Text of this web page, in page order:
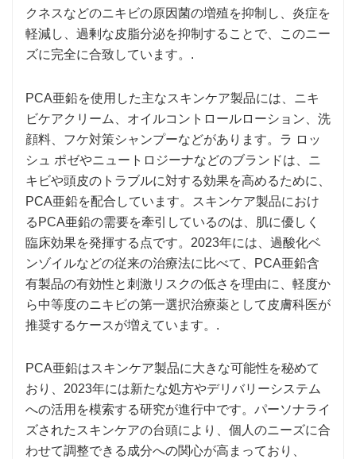
クネスなどのニキビの原因菌の増殖を抑制し、炎症を
軽減し、過剰な皮脂分泌を抑制することで、このニー
ズに完全に合致しています。.
PCA亜鉛を使用した主なスキンケア製品には、ニキ
ビケアクリーム、オイルコントロールローション、洗
顔料、フケ対策シャンプーなどがあります。ラ ロッ
シュ ポゼやニュートロジーナなどのブランドは、ニ
キビや頭皮のトラブルに対する効果を高めるために、
PCA亜鉛を配合しています。スキンケア製品におけ
るPCA亜鉛の需要を牽引しているのは、肌に優しく
臨床効果を発揮する点です。2023年には、過酸化ベ
ンゾイルなどの従来の治療法に比べて、PCA亜鉛含
有製品の有効性と刺激リスクの低さを理由に、軽度か
ら中等度のニキビの第一選択治療薬として皮膚科医が
推奨するケースが増えています。.
PCA亜鉛はスキンケア製品に大きな可能性を秘めて
おり、2023年には新たな処方やデリバリーシステム
への活用を模索する研究が進行中です。パーソナライ
ズされたスキンケアの台頭により、個人のニーズに合
わせて調整できる成分への関心が高まっており、